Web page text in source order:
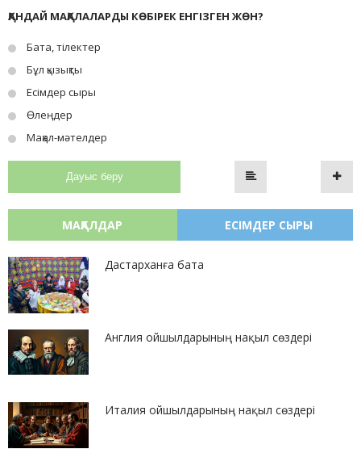
ҚАНДАЙ МАҚАЛАЛАРДЫ КӨБІРЕК ЕНГІЗГЕН ЖӨН?
Бата, тілектер
Бұл қызықты
Есімдер сыры
Өлеңдер
Мақал-мәтелдер
Дауыс беру
МАҚАЛДАР ЕСІМДЕР СЫРЫ
Дастарханға бата
Англия ойшылдарының нақыл сөздері
Италия ойшылдарының нақыл сөздері